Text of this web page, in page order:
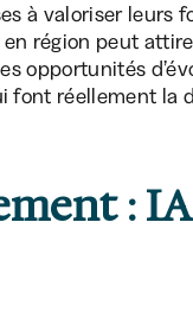
à valoriser leurs
région peut
opportunités
font réellement la
: